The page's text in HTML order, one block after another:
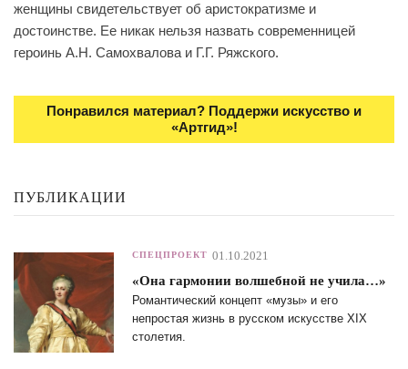
женщины свидетельствует об аристократизме и
достоинстве. Ее никак нельзя назвать современницей
героинь А.Н. Самохвалова и Г.Г. Ряжского.
Понравился материал? Поддержи искусство и
«Артгид»!
ПУБЛИКАЦИИ
СПЕЦПРОЕКТ 01.10.2021
«Она гармонии волшебной не учила…»
Романтический концепт «музы» и его
непростая жизнь в русском искусстве XIX
столетия.